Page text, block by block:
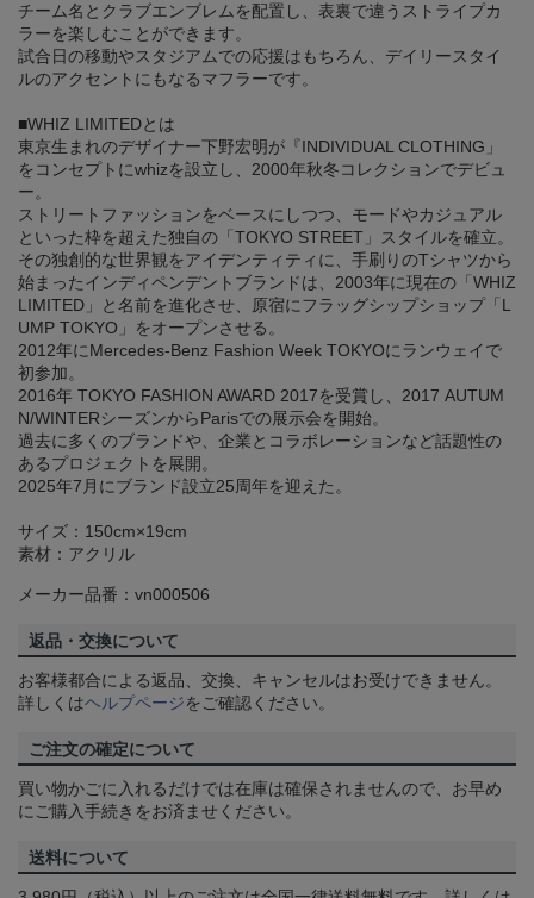
チーム名とクラブエンブレムを配置し、表裏で違うストライプカ
ラーを楽しむことができます。
試合日の移動やスタジアムでの応援はもちろん、デイリースタイ
ルのアクセントにもなるマフラーです。
■WHIZ LIMITEDとは
東京生まれのデザイナー下野宏明が『INDIVIDUAL CLOTHING」
をコンセプトにwhizを設立し、2000年秋冬コレクションでデビュ
ー。
ストリートファッションをベースにしつつ、モードやカジュアル
といった枠を超えた独自の「TOKYO STREET」スタイルを確立。
その独創的な世界観をアイデンティティに、手刷りのTシャツから
始まったインディペンデントブランドは、2003年に現在の「WHIZ
LIMITED」と名前を進化させ、原宿にフラッグシップショップ「L
UMP TOKYO」をオープンさせる。
2012年にMercedes-Benz Fashion Week TOKYOにランウェイで
初参加。
2016年 TOKYO FASHION AWARD 2017を受賞し、2017 AUTUM
N/WINTERシーズンからParisでの展示会を開始。
過去に多くのブランドや、企業とコラボレーションなど話題性の
あるプロジェクトを展開。
2025年7月にブランド設立25周年を迎えた。
サイズ：150cm×19cm
素材：アクリル
メーカー品番：vn000506
返品・交換について
お客様都合による返品、交換、キャンセルはお受けできません。
詳しくはヘルプページをご確認ください。
ご注文の確定について
買い物かごに入れるだけでは在庫は確保されませんので、お早め
にご購入手続きをお済ませください。
送料について